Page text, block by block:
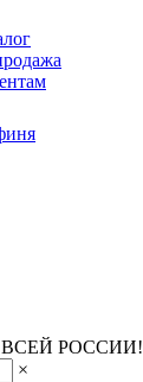
РОССИИ!
×